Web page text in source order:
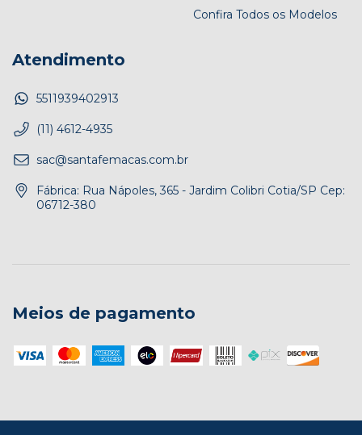
Confira Todos os Modelos
Atendimento
5511939402913
(11) 4612-4935
sac@santafemacas.com.br
Fábrica: Rua Nápoles, 365 - Jardim Colibri Cotia/SP Cep:
06712-380
Meios de pagamento